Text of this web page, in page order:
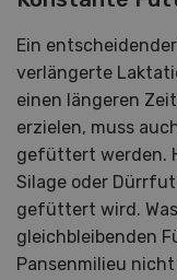
Ein
verlängerte
einen längeren
erzielen, muss
gefüttert werden.
Silage oder
gefüttert wird.
gleichbleibenden
Pansenmilieu